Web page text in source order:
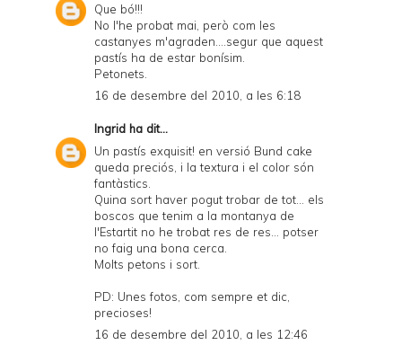
Que bó!!!
No l'he probat mai, però com les
castanyes m'agraden....segur que aquest
pastís ha de estar bonísim.
Petonets.
16 de desembre del 2010, a les 6:18
Ingrid ha dit...
Un pastís exquisit! en versió Bund cake
queda preciós, i la textura i el color són
fantàstics.
Quina sort haver pogut trobar de tot... els
boscos que tenim a la montanya de
l'Estartit no he trobat res de res... potser
no faig una bona cerca.
Molts petons i sort.
PD: Unes fotos, com sempre et dic,
precioses!
16 de desembre del 2010, a les 12:46